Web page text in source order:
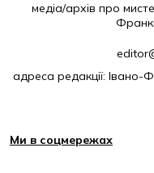
медіа/архів про
адреса редакції: Івано-
Ми в соцмережах